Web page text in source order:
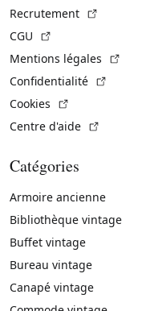
Recrutement
CGU
Mentions légales
Confidentialité
Cookies
Centre d'aide
Catégories
Armoire ancienne
Bibliothèque vintage
Buffet vintage
Bureau vintage
Canapé vintage